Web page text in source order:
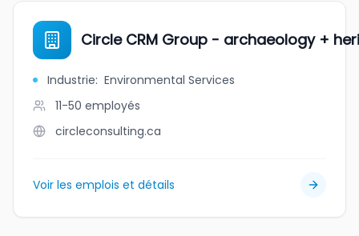
Circle CRM Group - archaeology +
Industrie: Environmental Services
11-50 employés
circleconsulting.ca
Voir les emplois et détails